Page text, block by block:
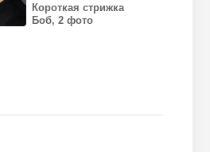
Короткая стрижка
Боб, 2 фото